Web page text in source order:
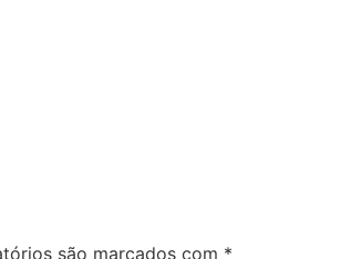
são marcados com *